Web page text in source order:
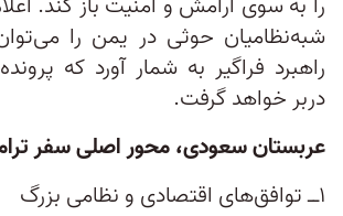
شبه‌نظامیان حوثی در یمن را
راهبرد فراگیر به شمار آورد که
دربر خواهد گرفت.
عربستان سعودی، محور اصلی سفر
۱ــ توافق‌های اقتصادی و نظامی بزرگ